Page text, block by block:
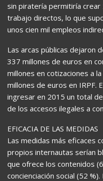
sin piratería permitiría
trabajo directos, lo que
unos cien mil empleos
Las arcas públicas dejaron
337 millones de euros en
millones en cotizaciones a
millones de euros en IRPF.
ingresar en 2015 un total
de los accesos ilegales a
EFICACIA DE LAS MEDIDAS
Las medidas más eficaces
propios internautas serían
que ofrece los contenidos
concienciación social (52